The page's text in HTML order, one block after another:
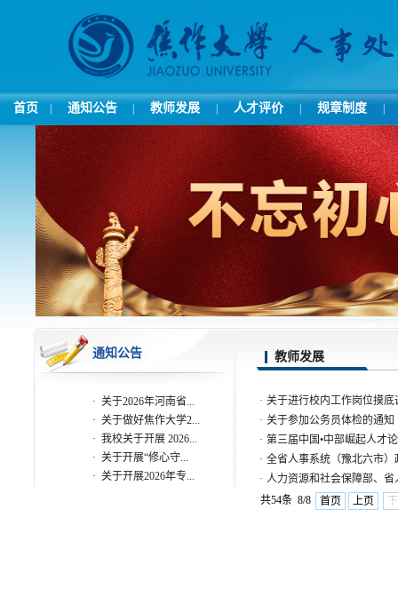
首页 通知公告 教师发展 人才评价 规章制度
通知公告
· 关于2026年河南省...
· 关于做好焦作大学2...
· 我校关于开展 2026...
· 关于开展“修心守...
· 关于开展2026年专...
教师发展
· 关于进行校内工作岗位摸底
· 关于参加公务员体检的通知
· 第三届中国•中部崛起人才
· 全省人事系统（豫北六市
· 人力资源和社会保障部、
共54条 8/8
首页 上页